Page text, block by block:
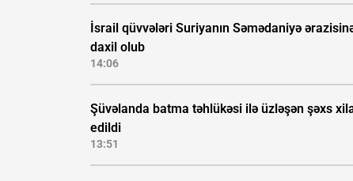
İsrail qüvvələri Suriyanın Səmədaniyə
daxil olub
14:06
Şüvəlanda batma təhlükəsi ilə üzləşən şəxs
edildi
13:51